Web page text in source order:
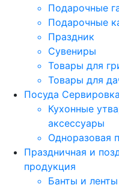
Подарочные
Подарочные
Праздник
Сувениры
Товары для
Товары для
Посуда
Кухонные
аксессуары
Одноразовая
Праздничная и
продукция
Банты и ленты